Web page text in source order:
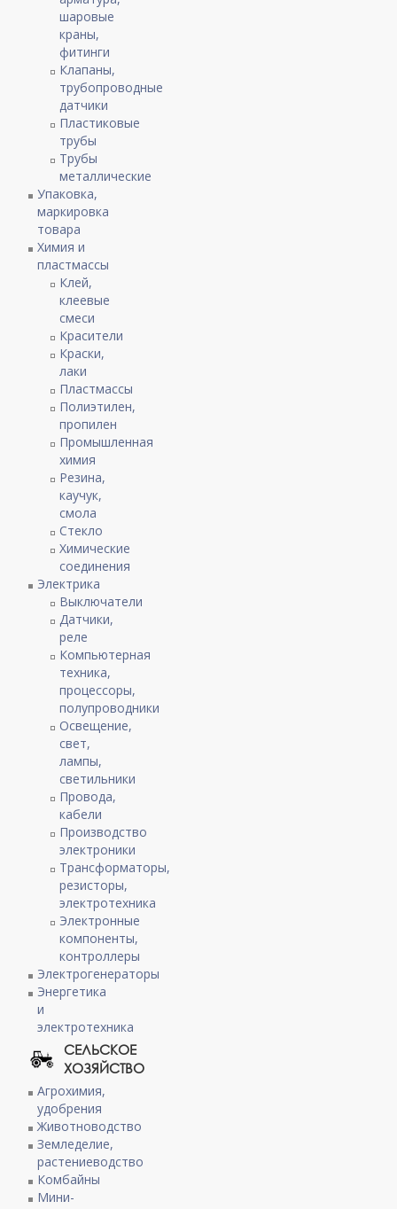
шаровые
краны,
фитинги
Клапаны,
трубопроводные
датчики
Пластиковые
трубы
Трубы
металлические
Упаковка,
маркировка
товара
Химия и
пластмассы
Клей,
клеевые
смеси
Красители
Краски,
лаки
Пластмассы
Полиэтилен,
пропилен
Промышленная
химия
Резина,
каучук,
смола
Стекло
Химические
соединения
Электрика
Выключатели
Датчики,
реле
Компьютерная
техника,
процессоры,
полупроводники
Освещение,
свет,
лампы,
светильники
Провода,
кабели
Производство
электроники
Трансформаторы,
резисторы,
электротехника
Электронные
компоненты,
контроллеры
Электрогенераторы
Энергетика
и
электротехника
СЕЛЬСКОЕ
ХОЗЯЙСТВО
Агрохимия,
удобрения
Животноводство
Земледелие,
растениеводство
Комбайны
Мини-